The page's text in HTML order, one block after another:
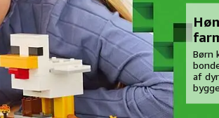
Børn
af